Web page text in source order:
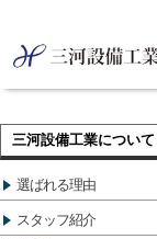
三河設備工業について
選ばれる理由
スタッフ紹介